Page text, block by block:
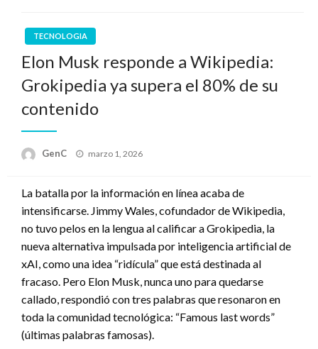
TECNOLOGIA
Elon Musk responde a Wikipedia:
Grokipedia ya supera el 80% de su
contenido
GenC
Publicado
marzo 1, 2026
La batalla por la información en línea acaba de
intensificarse. Jimmy Wales, cofundador de Wikipedia,
no tuvo pelos en la lengua al calificar a Grokipedia, la
nueva alternativa impulsada por inteligencia artificial de
xAI, como una idea “ridícula” que está destinada al
fracaso. Pero Elon Musk, nunca uno para quedarse
callado, respondió con tres palabras que resonaron en
toda la comunidad tecnológica: “Famous last words”
(últimas palabras famosas).